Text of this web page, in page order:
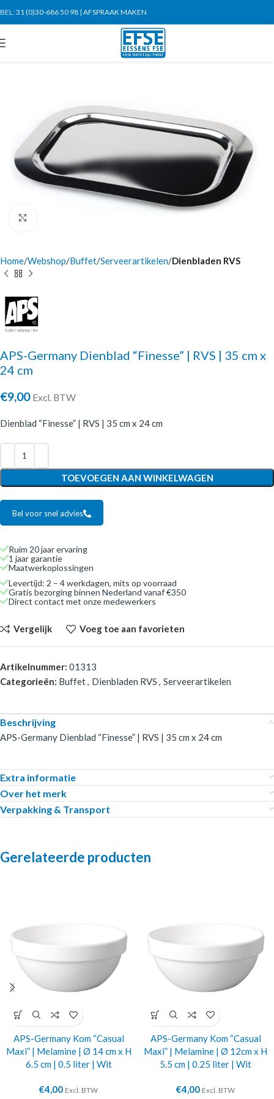
BEL:31 (0)30-686 50 98 | AFSPRAAK MAKEN
Home Webshop Buffet Serveerartikelen Dienbladen RVS
APS-Germany Dienblad “Finesse” | RVS | 35 cm x
24 cm
€9,00 Excl. BTW
Dienblad “Finesse” | RVS | 35 cm x 24 cm
TOEVOEGEN AAN WINKELWAGEN
Bel voor snel advies
Ruim 20 jaar ervaring
1 jaar garantie
Maatwerkoplossingen
Levertijd: 2 – 4 werkdagen, mits op voorraad
Gratis bezorging binnen Nederland vanaf €350
Direct contact met onze medewerkers
Vergelijk Voeg toe aan favorieten
Artikelnummer: 01313
Categorieën: Buffet, Dienbladen RVS , Serveerartikelen
Beschrijving
APS-Germany Dienblad “Finesse” | RVS | 35 cm x 24 cm
Extra informatie
Over het merk
Verpakking & Transport
Gerelateerde producten
APS-Germany Kom “Casual
Maxi” | Melamine | Ø 14 cm x H
6.5 cm | 0.5 liter | Wit
€4,00 Excl. BTW
APS-Germany Kom “Casual
Maxi” | Melamine | Ø 12cm x H
5.5 cm | 0.25 liter | Wit
€4,00 Excl. BTW